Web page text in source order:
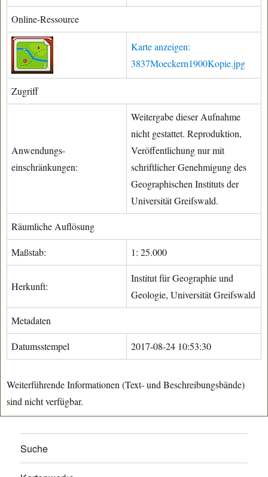
Online-Ressource
Karte anzeigen:
3837Moeckern1900Kopie.jpg
Zugriff
Anwendungs-
einschränkungen:
Weitergabe dieser Aufnahme
nicht gestattet. Reproduktion,
Veröffentlichung nur mit
schriftlicher Genehmigung des
Geographischen Instituts der
Universität Greifswald.
Räumliche Auflösung
Maßstab: 1: 25.000
Herkunft:
Institut für Geographie und
Geologie, Universität Greifswald
Metadaten
Datumsstempel 2017-08-24 10:53:30
Weiterführende Informationen (Text- und Beschreibungsbände)
sind nicht verfügbar.
Suche